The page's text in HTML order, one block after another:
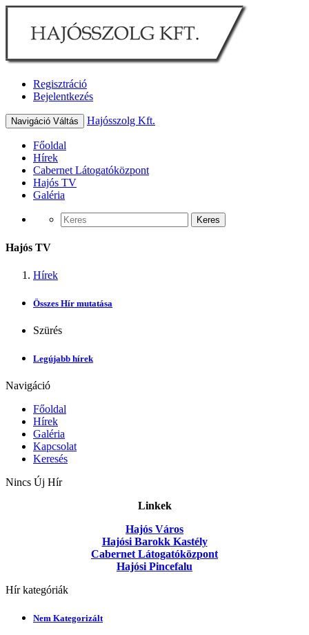
Regisztráció
Bejelentkezés
Navigáció Váltás Hajósszolg Kft.
Főoldal
Hírek
Cabernet Látogatóközpont
Hajós TV
Galéria
Keres
Hajós TV
Hírek
Összes Hír mutatása
Szürés
Legújabb hírek
Navigáció
Főoldal
Hírek
Galéria
Kapcsolat
Keresés
Nincs Új Hír
Linkek
Hajós Város
Hajósi Barokk Kastély
Cabernet Látogatóközpont
Hajósi Pincefalu
Hír kategóriák
Nem Kategorizált